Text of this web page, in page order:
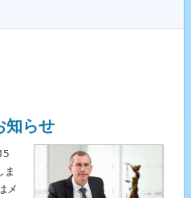
知らせ
ま
メ